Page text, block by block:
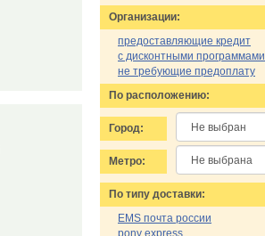
Организации:
предоставляющие кредит
с дисконтными программами
не требующие предоплату
По расположению:
Город:
Метро:
По типу доставки:
EMS почта россии
pony express